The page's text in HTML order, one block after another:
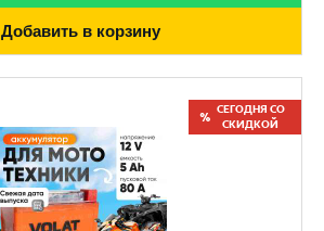
Добавить в корзину
СЕГОДНЯ СО
СКИДКОЙ